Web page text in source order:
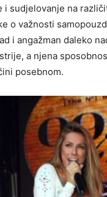
i sudjelovanje na
o važnosti
i angažman daleko
a njena
posebnom.